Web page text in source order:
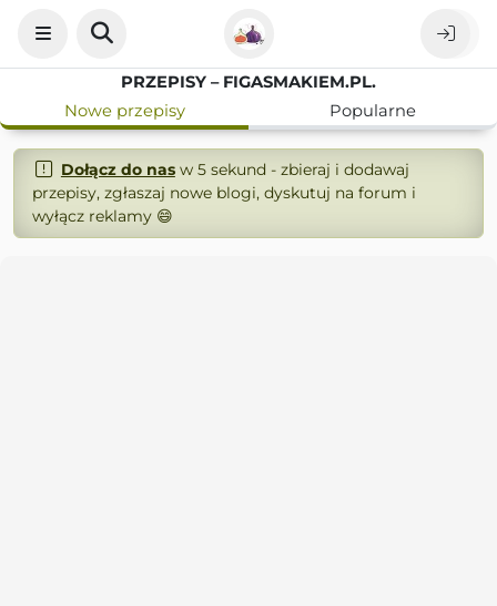
PRZEPISY – FIGASMAKIEM.PL.
Nowe przepisy
Popularne
Dołącz do nasw 5 sekund - zbieraj i dodawaj
przepisy, zgłaszaj nowe blogi, dyskutuj na forum i
wyłącz reklamy 😄